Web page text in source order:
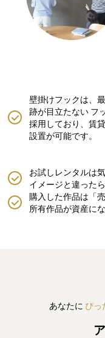
壁掛けフックは、
跡が目立たない フ
採用しており、賃
設置が可能です。
購入した作品は「
所有作品が資産にな
お試しレンタルは
イメージと違った
あなたに ぴっ